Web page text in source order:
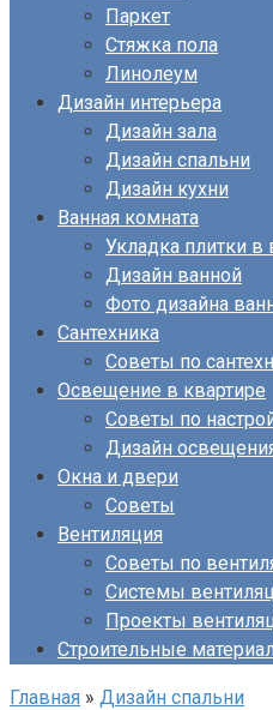
Паркет
Стяжка пола
Линолеум
Дизайн интерьера
Дизайн зала
Дизайн спальни
Дизайн кухни
Ванная комната
Укладка плитки в
Дизайн ванной
Фото дизайна
Сантехника
Советы по
Освещение в квартире
Советы по
Дизайн
Окна и двери
Советы
Вентиляция
Советы по
Системы
Проекты
Строительные
Главная » Дизайн спальни